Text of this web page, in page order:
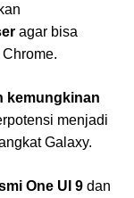
agar bisa
kemungkinan
menjadi
Galaxy.
One UI 9 dan